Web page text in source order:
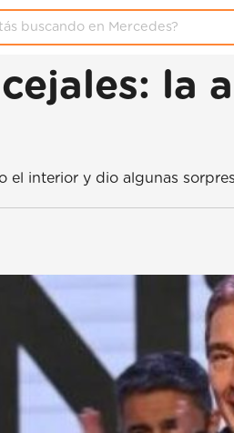
la
el interior y dio algunas